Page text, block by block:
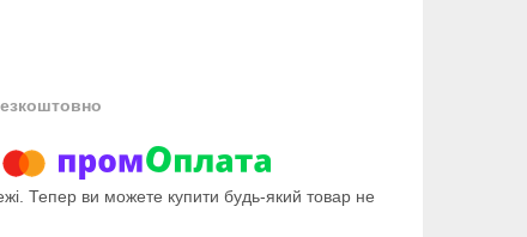
Тепер ви можете купити будь-який товар не